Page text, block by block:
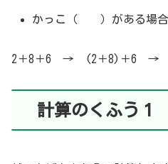
かっこ（ ）がある場合
2＋8＋6 → (2＋8)＋6 →
計算のくふう１